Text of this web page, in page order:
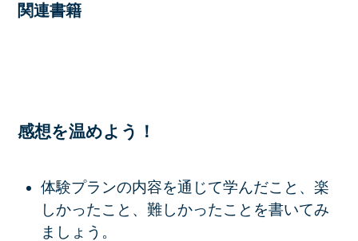
関連書籍
感想を温めよう！
体験プランの内容を通じて学んだこと、楽
しかったこと、難しかったことを書いてみ
ましょう。